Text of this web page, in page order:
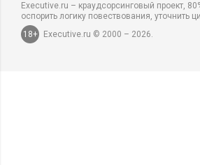
Executive.ru – краудсорсинговый проект,
оспорить логику повествования,
18+
Executive.ru © 2000 – 2026.